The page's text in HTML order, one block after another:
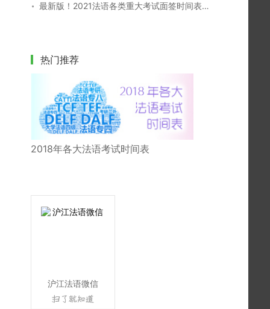
最新版！2021法语各类重大考试面签时间表，一键收藏！
热门推荐
2018年各大法语考试时间表
沪江法语微信